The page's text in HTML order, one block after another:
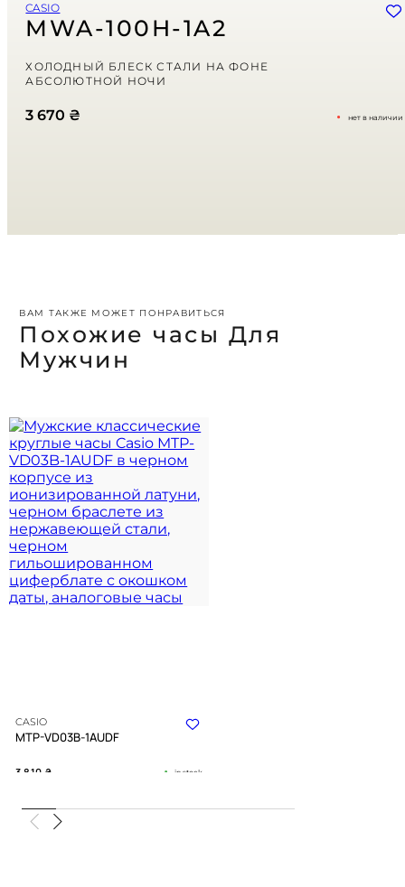
Сохранить моё имя, email и адрес сайта в этом браузере для
последующих моих комментариев.
Ваша оценка
CASIO
MWA-100H-1A2
ХОЛОДНЫЙ БЛЕСК СТАЛИ НА ФОНЕ
АБСОЛЮТНОЙ НОЧИ
3 670 ₴ нет в наличии
ВАМ ТАКЖЕ МОЖЕТ ПОНРАВИТЬСЯ
Похожие часы Для
Мужчин
CASIO
MTP-VD03B-1AUDF
3 810 ₴ in stock
строгой геометрией циферблата